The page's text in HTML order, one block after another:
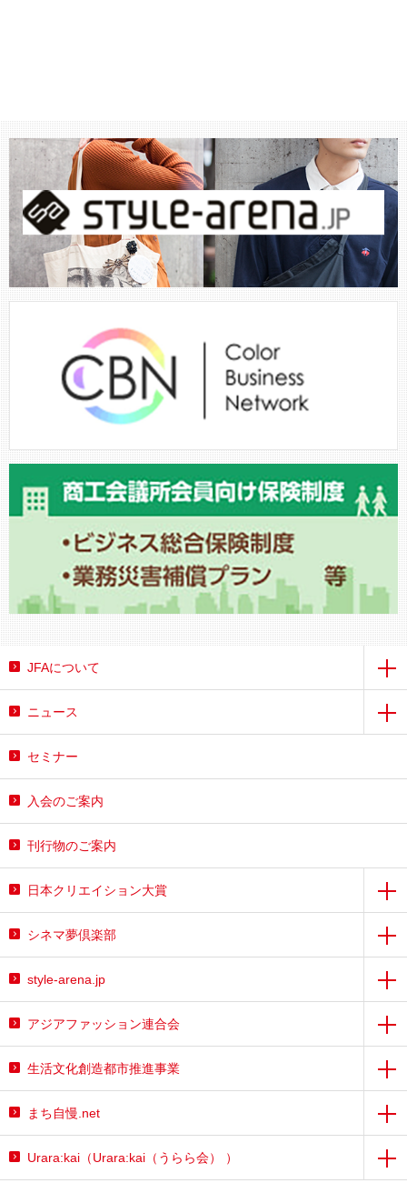
JFAについて
ニュース
セミナー
入会のご案内
刊行物のご案内
日本クリエイション大賞
シネマ夢倶楽部
style-arena.jp
アジアファッション連合会
生活文化創造都市推進事業
まち自慢.net
Urara:kai（Urara:kai（うらら会） ）